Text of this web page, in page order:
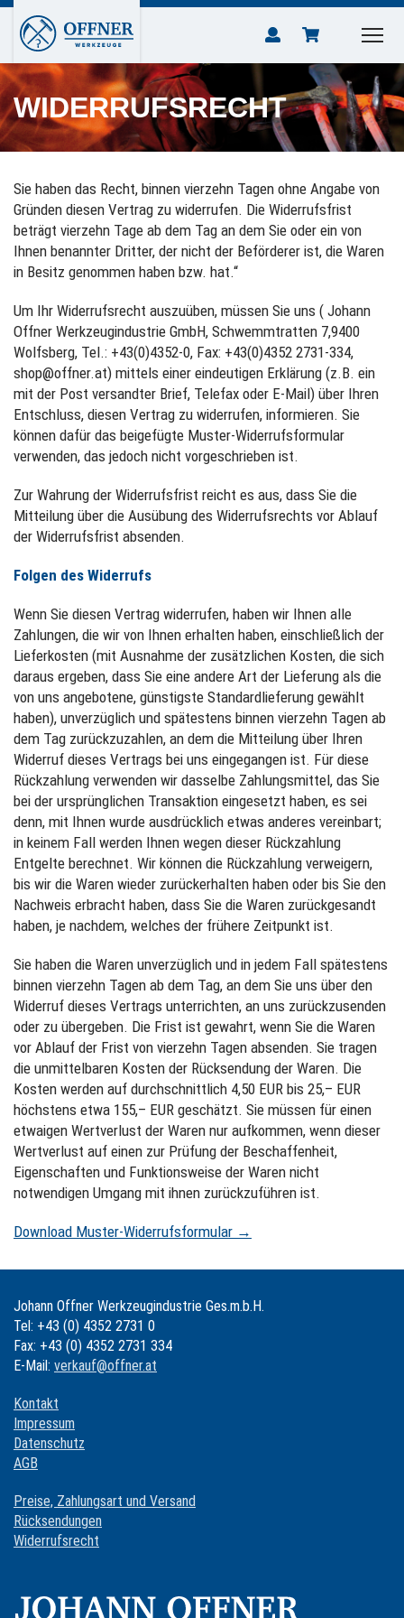
WIDERRUFSRECHT
Sie haben das Recht, binnen vierzehn Tagen ohne Angabe von
Gründen diesen Vertrag zu widerrufen. Die Widerrufsfrist
beträgt vierzehn Tage ab dem Tag an dem Sie oder ein von
Ihnen benannter Dritter, der nicht der Beförderer ist, die Waren
in Besitz genommen haben bzw. hat.“
Um Ihr Widerrufsrecht auszuüben, müssen Sie uns ( Johann
Offner Werkzeugindustrie GmbH, Schwemmtratten 7,9400
Wolfsberg, Tel.: +43(0)4352-0, Fax: +43(0)4352 2731-334,
shop@offner.at) mittels einer eindeutigen Erklärung (z.B. ein
mit der Post versandter Brief, Telefax oder E-Mail) über Ihren
Entschluss, diesen Vertrag zu widerrufen, informieren. Sie
können dafür das beigefügte Muster-Widerrufsformular
verwenden, das jedoch nicht vorgeschrieben ist.
Zur Wahrung der Widerrufsfrist reicht es aus, dass Sie die
Mitteilung über die Ausübung des Widerrufsrechts vor Ablauf
der Widerrufsfrist absenden.
Folgen des Widerrufs
Wenn Sie diesen Vertrag widerrufen, haben wir Ihnen alle
Zahlungen, die wir von Ihnen erhalten haben, einschließlich der
Lieferkosten (mit Ausnahme der zusätzlichen Kosten, die sich
daraus ergeben, dass Sie eine andere Art der Lieferung als die
von uns angebotene, günstigste Standardlieferung gewählt
haben), unverzüglich und spätestens binnen vierzehn Tagen ab
dem Tag zurückzuzahlen, an dem die Mitteilung über Ihren
Widerruf dieses Vertrags bei uns eingegangen ist. Für diese
Rückzahlung verwenden wir dasselbe Zahlungsmittel, das Sie
bei der ursprünglichen Transaktion eingesetzt haben, es sei
denn, mit Ihnen wurde ausdrücklich etwas anderes vereinbart;
in keinem Fall werden Ihnen wegen dieser Rückzahlung
Entgelte berechnet. Wir können die Rückzahlung verweigern,
bis wir die Waren wieder zurückerhalten haben oder bis Sie den
Nachweis erbracht haben, dass Sie die Waren zurückgesandt
haben, je nachdem, welches der frühere Zeitpunkt ist.
Sie haben die Waren unverzüglich und in jedem Fall spätestens
binnen vierzehn Tagen ab dem Tag, an dem Sie uns über den
Widerruf dieses Vertrags unterrichten, an uns zurückzusenden
oder zu übergeben. Die Frist ist gewahrt, wenn Sie die Waren
vor Ablauf der Frist von vierzehn Tagen absenden. Sie tragen
die unmittelbaren Kosten der Rücksendung der Waren. Die
Kosten werden auf durchschnittlich 4,50 EUR bis 25,– EUR
höchstens etwa 155,– EUR geschätzt. Sie müssen für einen
etwaigen Wertverlust der Waren nur aufkommen, wenn dieser
Wertverlust auf einen zur Prüfung der Beschaffenheit,
Eigenschaften und Funktionsweise der Waren nicht
notwendigen Umgang mit ihnen zurückzuführen ist.
Download Muster-Widerrufsformular →
Johann Offner Werkzeugindustrie Ges.m.b.H.
Tel: +43 (0) 4352 2731 0
Fax: +43 (0) 4352 2731 334
E-Mail: verkauf@offner.at
Kontakt
Impressum
Datenschutz
AGB
Preise, Zahlungsart und Versand
Rücksendungen
Widerrufsrecht